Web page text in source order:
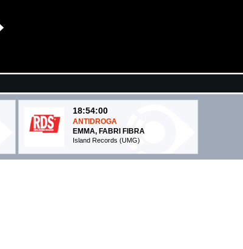
18:54:00
ANTIDROGA
EMMA, FABRI FIBRA
Island Records (UMG)